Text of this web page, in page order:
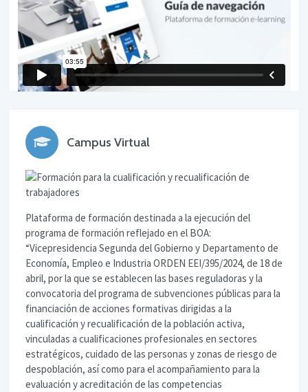
Campus Virtual
Plataforma de formación destinada a la ejecución del
programa de formación reflejado en el BOA:
“Vicepresidencia Segunda del Gobierno y Departamento de
Economía, Empleo e Industria ORDEN EEI/395/2024, de 18 de
abril, por la que se establecen las bases reguladoras y la
convocatoria del programa de subvenciones públicas para la
financiación de acciones formativas dirigidas a la
cualificación y recualificación de la población activa,
vinculadas a cualificaciones profesionales en sectores
estratégicos, cuidado de las personas y zonas de riesgo de
despoblación, así como para el acompañamiento para la
evaluación y acreditación de las competencias